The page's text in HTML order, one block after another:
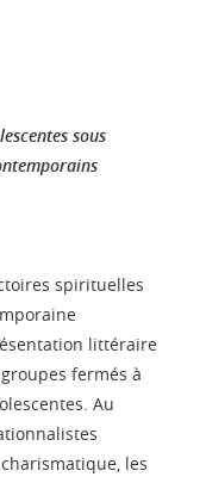
sous
spirituelles
littéraire
fermés à
Au
les